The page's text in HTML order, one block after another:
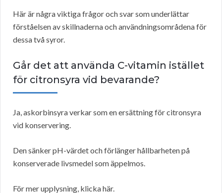
Här är några viktiga frågor och svar som underlättar
förståelsen av skillnaderna och användningsområdena för
dessa två syror.
Går det att använda C-vitamin istället
för citronsyra vid bevarande?
Ja, askorbinsyra verkar som en ersättning för citronsyra
vid konservering.
Den sänker pH-värdet och förlänger hållbarheten på
konserverade livsmedel som äppelmos.
För mer upplysning, klicka här.